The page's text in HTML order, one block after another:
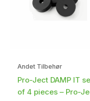
Andet Tilbehør
Pro-Ject DAMP IT
of 4 pieces – Pro-